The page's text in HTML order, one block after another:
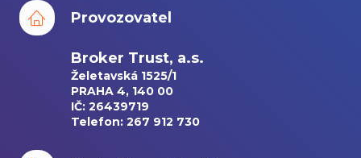
Provozovatel
Broker Trust, a.s.
Želetavská 1525/1
PRAHA 4, 140 00
IČ: 26439719
Telefon: 267 912 730